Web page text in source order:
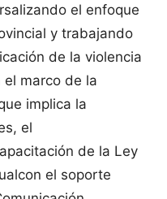
el enfoque
y trabajando
de la violencia
el marco de la
implica la
el
de la Ley
el soporte